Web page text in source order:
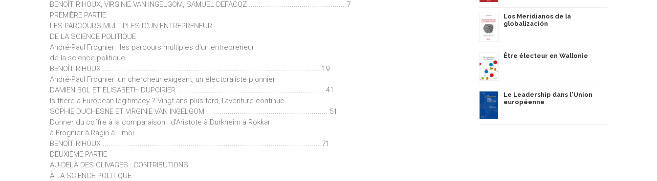
BENOÎT RIHOUX, VIRGINIE VAN INGELGOM, SAMUEL DEFACQZ ................................................. 7
PREMIÈRE PARTIE
LES PARCOURS MULTIPLES D'UN ENTREPRENEUR
DE LA SCIENCE POLITIQUE
André-Paul Frognier : les parcours multiples d'un entrepreneur
de la science politique
BENOÎT RIHOUX ............................................................................................................... 19
André-Paul Frognier :un chercheur exigeant, un électoraliste pionnier
DAMIEN BOL ET ÉLISABETH DUPOIRIER ........................................................................... 41
Is there a European legitimacy ? Vingt ans plus tard, l’aventure continue...
SOPHIE DUCHESNE ET VIRGINIE VAN INGELGOM .............................................................. 51
Donner du coffre à la comparaison : d’Aristote à Durkheim à Rokkan
à Frognier à Ragin à… moi
BENOÎT RIHOUX ............................................................................................................... 71
DEUXIÈME PARTIE
AU-DELÀ DES CLIVAGES : CONTRIBUTIONS
À LA SCIENCE POLITIQUE
Los Meridianos de la
globalización
Être électeur en Wallonie
Le Leadership dans l'Union
européenne